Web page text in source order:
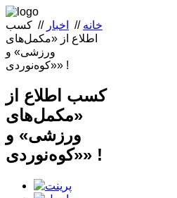
خانه // اخبار // کسب
اطلاع از «مکمل‌های
ورزشی» و
«کوه‌نوردی» !
کسب اطلاع از
«مکمل‌های
ورزشی» و
«کوه‌نوردی» !